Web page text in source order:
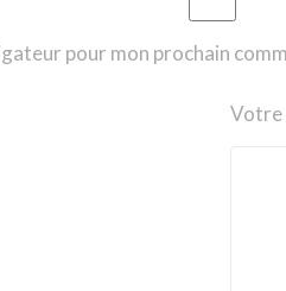
pour mon prochain
Votre